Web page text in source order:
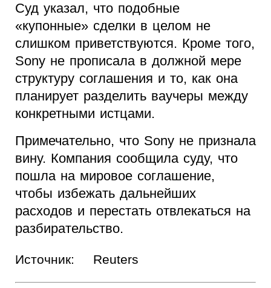
Суд указал, что подобные
«купонные» сделки в целом не
слишком приветствуются. Кроме того,
Sony не прописала в должной мере
структуру соглашения и то, как она
планирует разделить ваучеры между
конкретными истцами.
Примечательно, что Sony не признала
вину. Компания сообщила суду, что
пошла на мировое соглашение,
чтобы избежать дальнейших
расходов и перестать отвлекаться на
разбирательство.
Источник: Reuters